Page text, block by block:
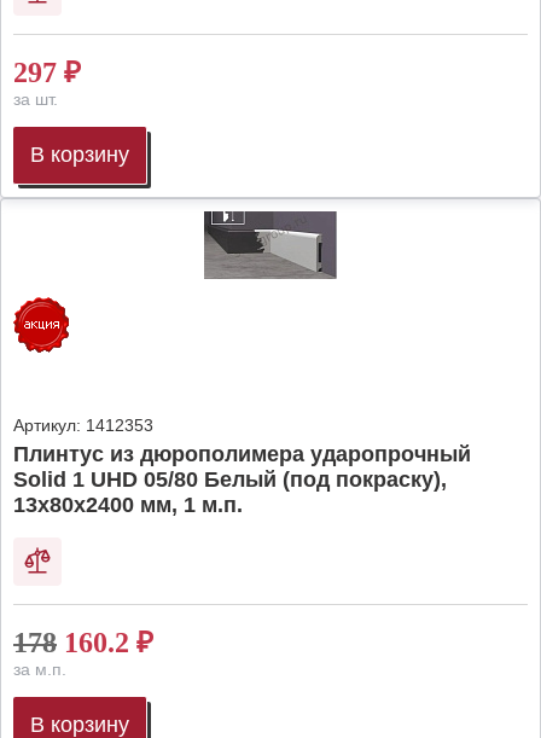
297 ₽
за шт.
В корзину
Артикул: 1412353
Плинтус из дюрополимера ударопрочный
Solid 1 UHD 05/80 Белый (под покраску),
13х80х2400 мм, 1 м.п.
178 160.2 ₽
за м.п.
В корзину